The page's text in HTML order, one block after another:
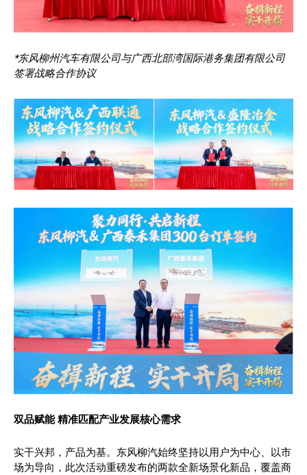
*东风柳州汽车有限公司与广西北部湾国际港务集团有限公司
签署战略合作协议
双品赋能 精准匹配产业发展核心需求
实干兴邦，产品为基。东风柳汽始终坚持以用户为中心、以市
场为导向，此次活动重磅发布的两款全新场景化新品，覆盖商